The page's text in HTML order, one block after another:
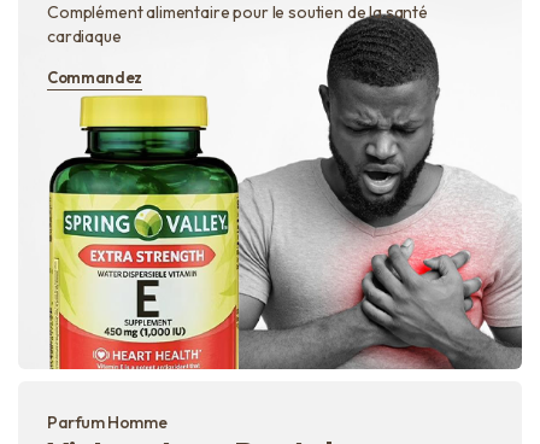
Complément alimentaire pour le soutien de la santé
cardiaque
Commandez
Parfum Homme